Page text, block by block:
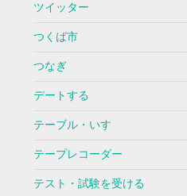
ツイッター
つくば市
つなぎ
デートする
テーブル・いす
テープレコーダー
テスト・試験を受ける